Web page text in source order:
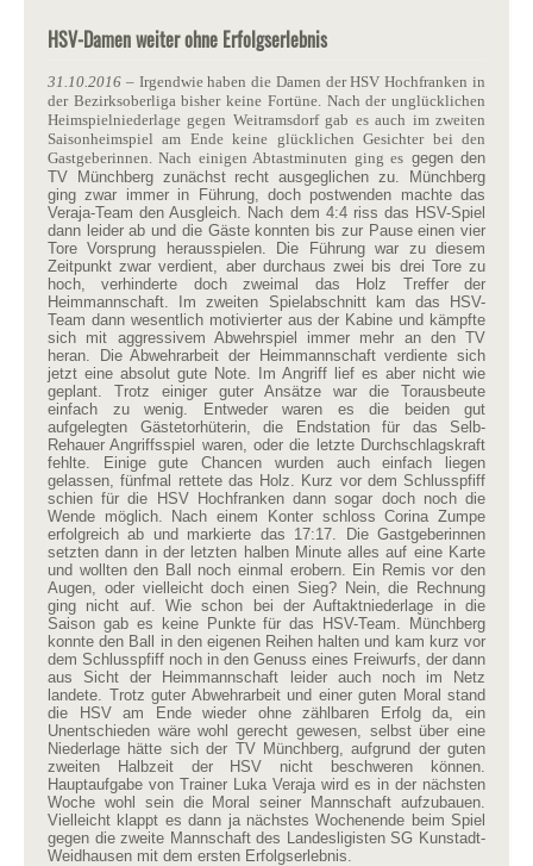
HSV-Damen weiter ohne Erfolgserlebnis
31.10.2016 – Irgendwie haben die Damen der HSV Hochfranken in
der Bezirksoberliga bisher keine Fortüne. Nach der unglücklichen
Heimspielniederlage gegen Weitramsdorf gab es auch im zweiten
Saisonheimspiel am Ende keine glücklichen Gesichter bei den
Gastgeberinnen. Nach einigen Abtastminuten ging es gegen den
TV Münchberg zunächst recht ausgeglichen zu. Münchberg
ging zwar immer in Führung, doch postwenden machte das
Veraja-Team den Ausgleich. Nach dem 4:4 riss das HSV-Spiel
dann leider ab und die Gäste konnten bis zur Pause einen vier
Tore Vorsprung herausspielen. Die Führung war zu diesem
Zeitpunkt zwar verdient, aber durchaus zwei bis drei Tore zu
hoch, verhinderte doch zweimal das Holz Treffer der
Heimmannschaft. Im zweiten Spielabschnitt kam das HSV-
Team dann wesentlich motivierter aus der Kabine und kämpfte
sich mit aggressivem Abwehrspiel immer mehr an den TV
heran. Die Abwehrarbeit der Heimmannschaft verdiente sich
jetzt eine absolut gute Note. Im Angriff lief es aber nicht wie
geplant. Trotz einiger guter Ansätze war die Torausbeute
einfach zu wenig. Entweder waren es die beiden gut
aufgelegten Gästetorhüterin, die Endstation für das Selb-
Rehauer Angriffsspiel waren, oder die letzte Durchschlagskraft
fehlte. Einige gute Chancen wurden auch einfach liegen
gelassen, fünfmal rettete das Holz. Kurz vor dem Schlusspfiff
schien für die HSV Hochfranken dann sogar doch noch die
Wende möglich. Nach einem Konter schloss Corina Zumpe
erfolgreich ab und markierte das 17:17. Die Gastgeberinnen
setzten dann in der letzten halben Minute alles auf eine Karte
und wollten den Ball noch einmal erobern. Ein Remis vor den
Augen, oder vielleicht doch einen Sieg? Nein, die Rechnung
ging nicht auf. Wie schon bei der Auftaktniederlage in die
Saison gab es keine Punkte für das HSV-Team. Münchberg
konnte den Ball in den eigenen Reihen halten und kam kurz vor
dem Schlusspfiff noch in den Genuss eines Freiwurfs, der dann
aus Sicht der Heimmannschaft leider auch noch im Netz
landete. Trotz guter Abwehrarbeit und einer guten Moral stand
die HSV am Ende wieder ohne zählbaren Erfolg da, ein
Unentschieden wäre wohl gerecht gewesen, selbst über eine
Niederlage hätte sich der TV Münchberg, aufgrund der guten
zweiten Halbzeit der HSV nicht beschweren können.
Hauptaufgabe von Trainer Luka Veraja wird es in der nächsten
Woche wohl sein die Moral seiner Mannschaft aufzubauen.
Vielleicht klappt es dann ja nächstes Wochenende beim Spiel
gegen die zweite Mannschaft des Landesligisten SG Kunstadt-
Weidhausen mit dem ersten Erfolgserlebnis.